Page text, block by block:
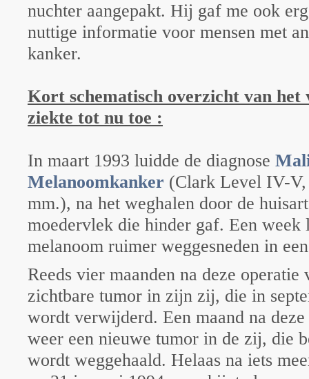
nuchter aangepakt. Hij gaf me ook
nuttige informatie voor mensen met
kanker.
Kort schematisch overzicht van het
ziekte tot nu toe :
In maart 1993 luidde de diagnose
Melanoomkanker (Clark Level IV-
mm.), na het weghalen door de
moedervlek die hinder gaf. Een week
melanoom ruimer weggesneden in
Reeds vier maanden na deze
zichtbare tumor in zijn zij, die in
wordt verwijderd. Een maand na
weer een nieuwe tumor in de zij, die
wordt weggehaald. Helaas na iets